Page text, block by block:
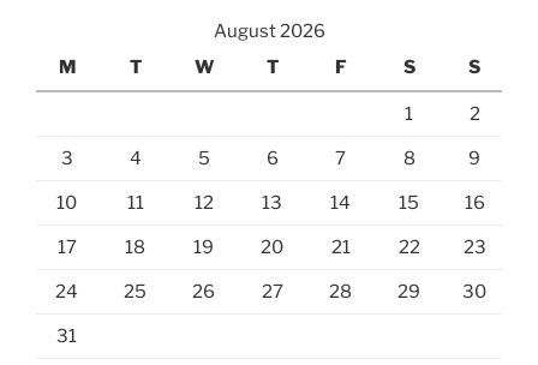
August 2026
M
T W T F S S
1 2
3 4 5 6 7 8 9
10 11 12 13 14 15 16
17 18 19 20 21 22 23
24 25 26 27 28 29 30
31